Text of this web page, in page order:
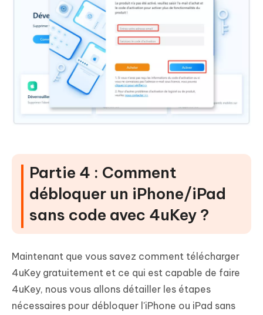
Partie 4 : Comment
débloquer un iPhone/iPad
sans code avec 4uKey ?
Maintenant que vous savez comment télécharger
4uKey gratuitement et ce qui est capable de faire
4uKey, nous vous allons détailler les étapes
nécessaires pour débloquer l'iPhone ou iPad sans